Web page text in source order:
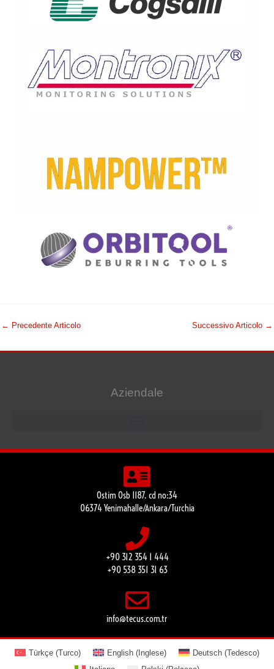
← Precedente Articolo Successivo Articolo →
Aziendale
Ostim Osb 1187. cd no:34
06374 Yenimahalle/Ankara/Turchia
+90 312 354 1 444
+90 538 351 31 63
info@tecus.com.tr
Türkçe(Turco) English (Inglese) Deutsch (Tedesco)